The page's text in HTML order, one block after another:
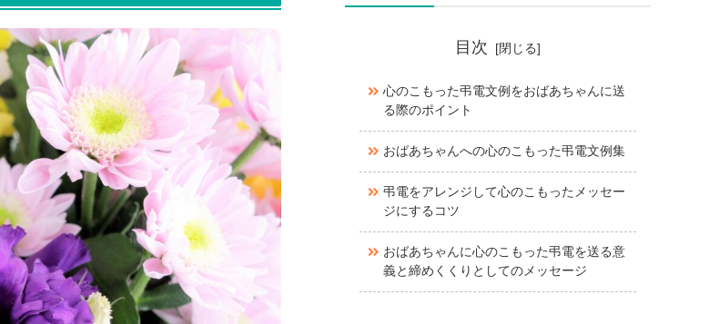
目次
心のこもった弔電文例をおばあちゃんに送
る際のポイント
おばあちゃんへの心のこもった弔電文例集
弔電をアレンジして心のこもったメッセー
ジにするコツ
おばあちゃんに心のこもった弔電を送る意
義と締めくくりとしてのメッセージ